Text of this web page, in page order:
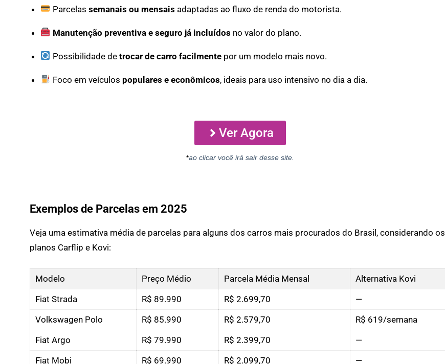
Parcelas semanais ou mensais adaptadas ao fluxo de renda do motorista.
Manutenção preventiva e seguro já incluídos no valor do plano.
Possibilidade de trocar de carro facilmentepor um modelo mais novo.
Foco em veículos populares e econômicos, ideais para uso intensivo no dia a dia.
Ver Agora
*ao clicar você irá sair desse site.
Exemplos de Parcelas em 2025
Veja uma estimativa média de parcelas para alguns dos carros mais procurados do Brasil, considerando os
planos Carflip e Kovi:
Modelo Preço Médio Parcela Média Mensal
Alternativa Kovi
Fiat Strada
R$ 89.990 R$ 2.699,70
—
Volkswagen Polo
R$ 85.990 R$ 2.579,70
R$ 619/semana
Fiat Argo
R$ 79.990 R$ 2.399,70
—
Fiat Mobi
R$ 69.990 R$ 2.099,70 —